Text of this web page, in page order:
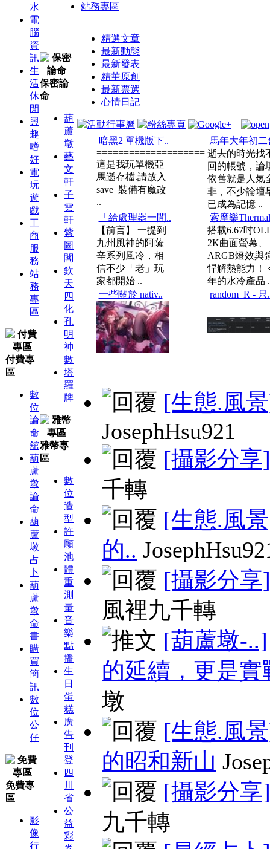
水
電
腦
資
訊
生
活
休
閒
興
趣
嗜
好
電
玩
遊
戲
工
商
服
務
站
務
專
區
付費專
區
數
位
論
命
舘
葫
蘆
墩
論
命
葫
蘆
墩
占
卜
葫
蘆
墩
命
書
購
買
簡
訊
數
位
公
仔
免費專
區
影
像
行
保密論
命
葫
蘆
墩
藝
文
軒
子
雲
軒
紫
圖
閣
欽
天
四
化
孔
明
神
數
塔
羅
牌
雅幣專
區
數
位
造
型
許
願
池
體
重
測
量
音
樂
點
播
生
日
蛋
糕
廣
告
刊
登
四
川
省
公
益
彩
站務專區
精選文章
最新動態
最新發表
精華原創
最新票選
心情日記
暗黑2 單機版下..
====================
這是我玩單機亞
馬遜存檔.請放入
save 裝備有魔改
..
馬年大年初二
逝去的時光找
回的帳號，論
依舊就是人氣
非，不少論壇
已成為記憶 ..
「給處理器一間..
【前言】 一提到
九州風神的阿薩
辛系列風冷，相
信不少「老」玩
家都開始 ..
索摩樂
搭載6.67吋
2K曲面螢幕、
ARGB燈效與
悍解熱能力！
年的水冷產品
一些關於 nativ..
random_R - 只
[生態.風
JosephHsu921
[攝影分享]
千轉
[生態.風
的..
[攝影分享]
風裡九千轉
[葫蘆墩-..]
的延續，更是實
墩
[生態.風
的昭和新山
[攝影分享]
九千轉